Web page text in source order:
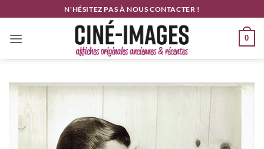
au
contenu
N'HÉSITEZ PAS À NOUS CONTACTER !
0